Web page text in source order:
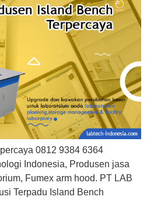
0812 9384 6364
Indonesia, Produsen jasa
Fumex arm hood. PT LAB
Terpadu Island Bench